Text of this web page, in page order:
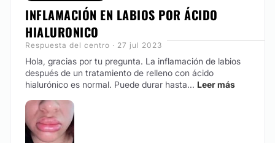
INFLAMACIÓN EN LABIOS POR ÁCIDO
HIALURONICO
Respuesta del centro · 27 jul 2023
Hola, gracias por tu pregunta. La inflamación de labios
después de un tratamiento de relleno con ácido
hialurónico es normal. Puede durar hasta... Leer más